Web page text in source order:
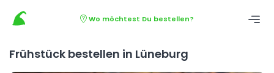
Wo möchtest Du bestellen?
Frühstück bestellen in Lüneburg